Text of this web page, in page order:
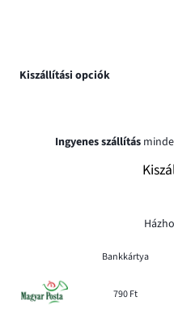
Kiszállítási opciók
Ingyenes szállítás
Bankkártya
790 Ft